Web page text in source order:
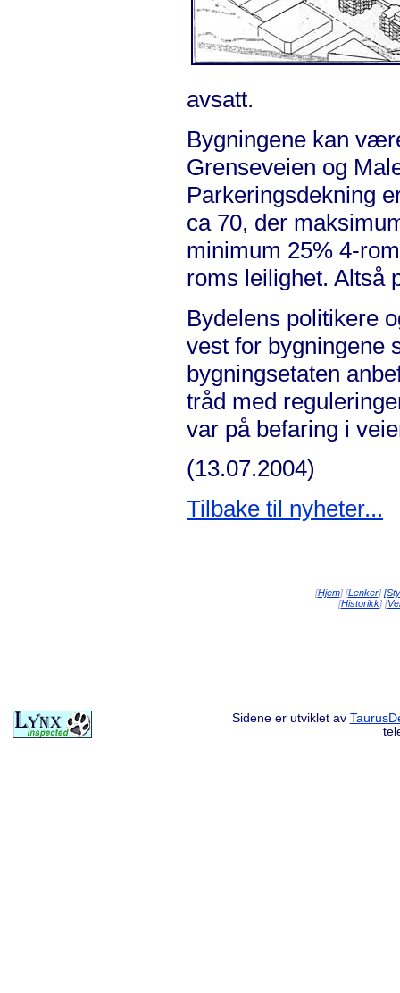
avsatt.
Bygningene kan
Grenseveien og
Parkeringsdekning
ca 70, der
minimum 25% 4-
roms leilighet. Altså
Bydelens politikere
vest for bygningene
bygningsetaten
tråd med
var på befaring i
(13.07.2004)
Tilbake til nyheter...
[Hjem] [Lenker]
[Historikk] [
Sidene er utviklet av